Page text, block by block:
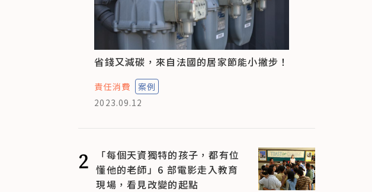
省錢又減碳，來自法國的居家節能小撇步！
責任消費
案例
2023.09.12
2
「每個天資獨特的孩子，都有位
懂他的老師」6 部電影走入教育
現場，看見改變的起點